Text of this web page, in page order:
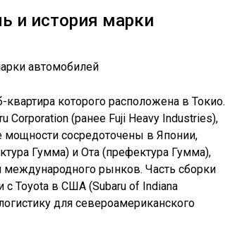
и история марки
которого расположена в Токио.
Corporation (ранее Fuji Heavy Industries),
сосредоточены в Японии,
Гумма) и Ота (префектура Гумма),
рынков. Часть сборки
с Toyota в США (Subaru of Indiana
для североамериканского